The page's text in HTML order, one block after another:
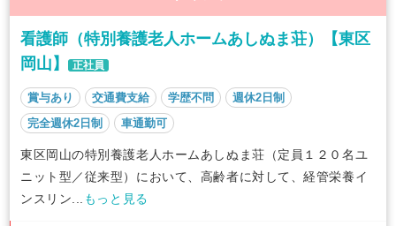
看護師（特別養護老人ホームあしぬま荘）【東区
岡山】
正社員
賞与あり 交通費支給 学歴不問
週休2日制
完全週休2日制
車通勤可
東区岡山の特別養護老人ホームあしぬま荘（定員１２０名ユ
ニット型／従来型）において、高齢者に対して、経管栄養イ
ンスリン... もっと見る